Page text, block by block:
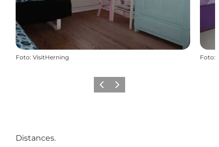
Foto: VisitHerning Foto:
ZurückWeiter
Distances.